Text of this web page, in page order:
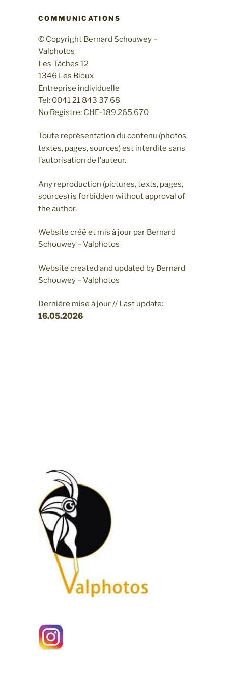
COMMUNICATIONS
© Copyright Bernard Schouwey –
Valphotos
Les Tâches 12
1346 Les Bioux
Entreprise individuelle
Tel: 0041 21 843 37 68
No Registre: CHE-189.265.670
Toute représentation du contenu (photos,
textes, pages, sources) est interdite sans
l’autorisation de l’auteur.
Any reproduction (pictures, texts, pages,
sources) is forbidden without approval of
the author.
Website créé et mis à jour par Bernard
Schouwey – Valphotos
Website created and updated by Bernard
Schouwey – Valphotos
Dernière mise à jour // Last update:
16.05.2026